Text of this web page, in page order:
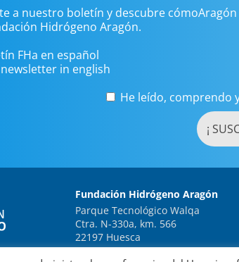
a nuestro boletín y descubre
Hidrógeno Aragón.
FHa en español
newsletter in english
He leído, comprendo
Fundación Hidrógeno Aragón
Parque Tecnológico Walqa
Ctra. N-330a, km. 566
22197 Huesca